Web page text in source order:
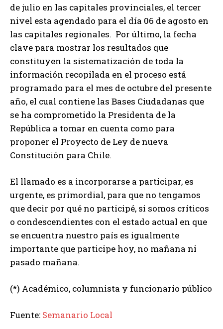
de julio en las capitales provinciales, el tercer
nivel esta agendado para el día 06 de agosto en
las capitales regionales. Por último, la fecha
clave para mostrar los resultados que
constituyen la sistematización de toda la
información recopilada en el proceso está
programado para el mes de octubre del presente
año, el cual contiene las Bases Ciudadanas que
se ha comprometido la Presidenta de la
República a tomar en cuenta como para
proponer el Proyecto de Ley de nueva
Constitución para Chile.
El llamado es a incorporarse a participar, es
urgente, es primordial, para que no tengamos
que decir por qué no participé, si somos críticos
o condescendientes con el estado actual en que
se encuentra nuestro país es igualmente
importante que participe hoy, no mañana ni
pasado mañana.
(*) Académico, columnista y funcionario público
Fuente: Semanario Local